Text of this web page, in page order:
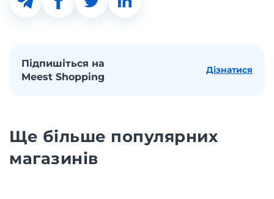
Підпишіться на
Meest Shopping
Дізнатися
Ще більше популярних
магазинів